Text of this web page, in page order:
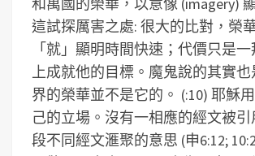
這試探厲害之處: 很大的比對，榮
「就」顯明時間快速；代價只是
上成就他的目標。魔鬼說的其實
界的榮華並不是它的。 (:10) 耶穌
己的立場。沒有一相應的經文被
段不同經文滙聚的意思 (申6:12;